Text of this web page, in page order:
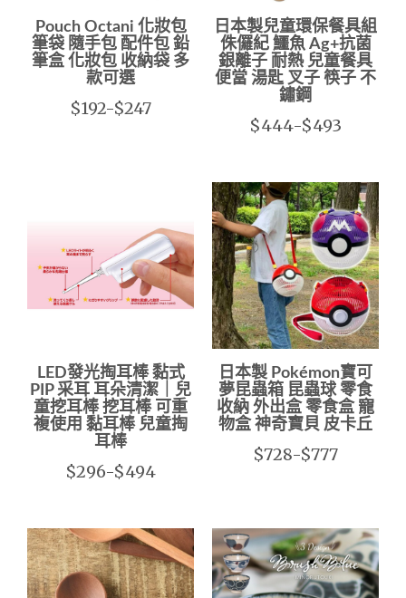
Pouch Octani 化妝包
筆袋 隨手包 配件包 鉛
筆盒 化妝包 收納袋 多
款可選
$192-$247
日本製兒童環保餐具組
侏儸紀 鱷魚 Ag+抗菌
銀離子 耐熱 兒童餐具
便當 湯匙 叉子 筷子 不
鏽鋼
$444-$493
LED發光掏耳棒 黏式
PIP 采耳 耳朵清潔｜兒
童挖耳棒 挖耳棒 可重
複使用 黏耳棒 兒童掏
耳棒
$296-$494
日本製 Pokémon寶可
夢昆蟲箱 昆蟲球 零食
收納 外出盒 零食盒 寵
物盒 神奇寶貝 皮卡丘
$728-$777